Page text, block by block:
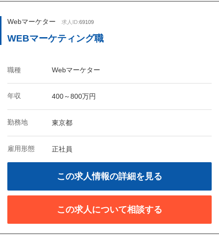
Webマーケター 求人ID:69109
WEBマーケティング職
職種 Webマーケター
年収 400～800万円
勤務地 東京都
雇用形態 正社員
この求人情報の詳細を見る
この求人について相談する